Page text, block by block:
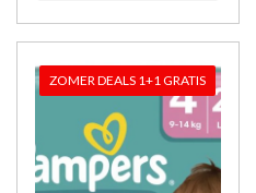
ZOMER DEALS 1+1 GRATIS